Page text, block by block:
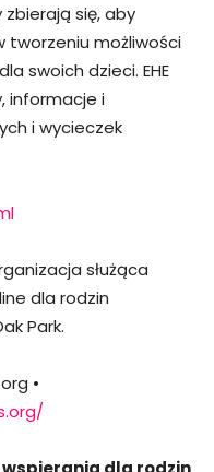
zbierają się, aby
możliwości
swoich dzieci. EHE
informacje i
i wycieczek
służąca
dla rodzin
Park.
•